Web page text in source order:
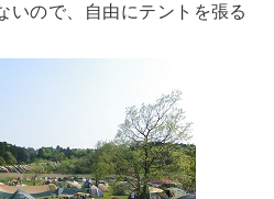
ので、自由にテントを張る